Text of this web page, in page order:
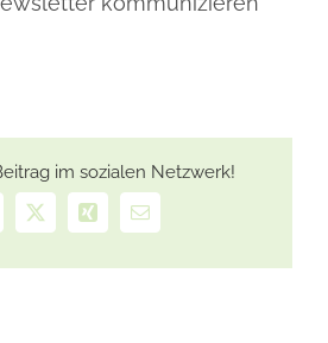
im sozialen Netzwerk!
X Xing
E-